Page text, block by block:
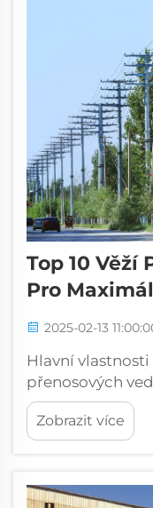
Top 10 Věží
Pro
2025-02-13
Hlavní
přenosových
přenosových
stavu je velmi
spolehlivosti a
dělají více než
Zobrazit více